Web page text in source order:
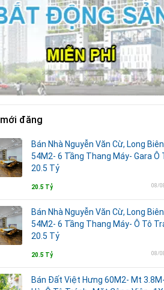
đăng
Bán Nhà Nguyễn Văn Cừ, Long Biên
54M2- 6 Tầng Thang Máy- Gara Ô
20.5 Tỷ
20.5 Tỷ 08/
Bán Nhà Nguyễn Văn Cừ, Long Biên
54M2- 6 Tầng Thang Máy- Ô Tô
20.5 Tỷ
20.5 Tỷ 08/
Bán Đất Việt Hưng 60M2- Mt